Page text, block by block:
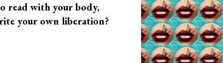
read with your body,
your own liberation?